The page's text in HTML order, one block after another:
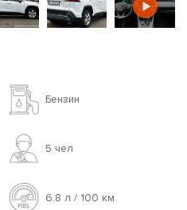
Бензин
5 чел
6.8 л / 100 км